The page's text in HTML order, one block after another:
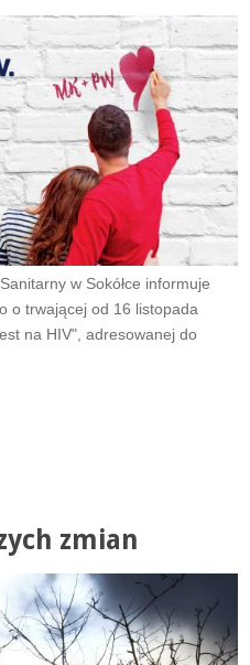
w Sokółce informuje
o trwającej od 16 listopada
na HIV", adresowanej do
zmian